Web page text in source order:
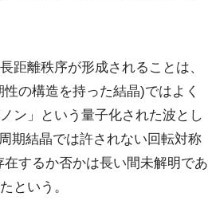
距離秩序が形成されることは、
の構造を持った結晶)ではよく
ン」という量子化された波とし
期結晶では許されない回転対称
するか否かは長い間未解明であ
という。